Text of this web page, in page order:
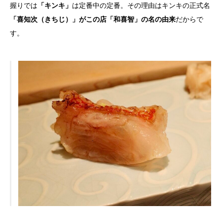
握りでは 「キンキ」 は定番中の定番。その理由はキンキの正式名
「喜知次（きちじ）」がこの店「和喜智」の名の由来だからで
す。